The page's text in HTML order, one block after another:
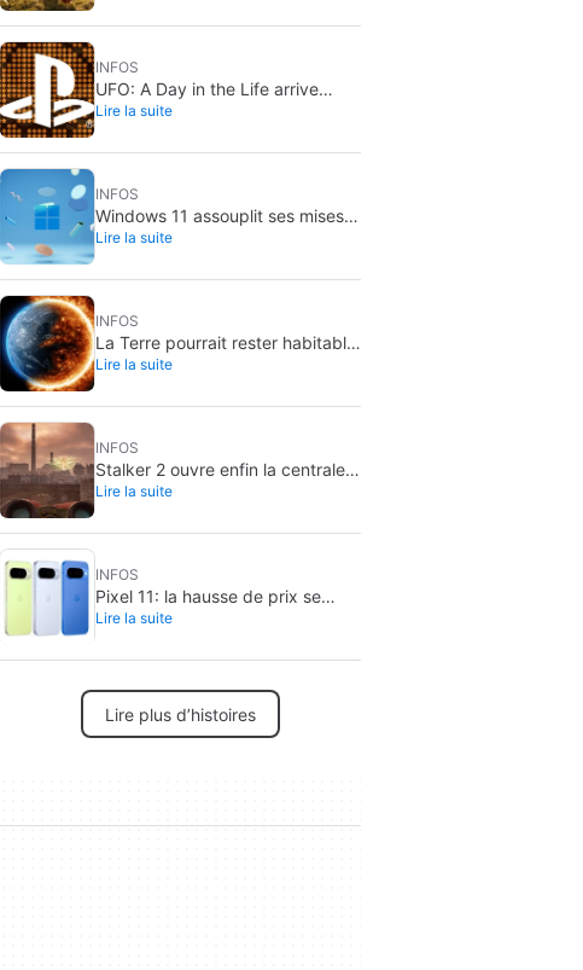
de raison
INFOS
UFO: A Day in the Life arrive
enfin sur PS5 et Nintendo Switch
Lire la suite
INFOS
Windows 11 assouplit ses mises à
jour : plus confortables, mais pas
Lire la suite
INFOS
La Terre pourrait rester habitable
après la mort du Soleil : le plan
Lire la suite
INFOS
Stalker 2 ouvre enfin la centrale
de Chornobyl : Cost of Hope
Lire la suite
INFOS
Pixel 11: la hausse de prix se
précise, le Pixel 10 pourrait être
Lire la suite
Lire plus d’histoires